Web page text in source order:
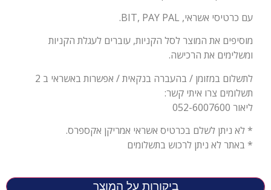
ביקורות על המוצר
עם כרטיסי אשראי, BIT, PAY PAL.
מוסיפים את המוצר לסל הקניות, עוברים לעגלת הקניות
ומשלימים את הרכישה.
לתשלום במזומן / בהעברה בנקאית / אפשרות באשראי ב 2
תשלומים צרו איתי קשר:
ליאור 052-6007600
* לא ניתן לשלם בכרטיס אשראי אמריקן אקספרס.
* באתר לא ניתן לרכוש בתשלומים